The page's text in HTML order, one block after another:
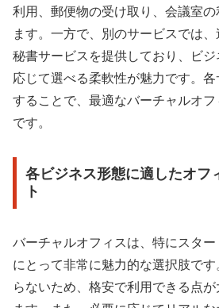
利用、郵便物の受け取り、会議室
ます。一方で、別のサービスでは
秘書サービスを提供しており、ビ
応じて選べる柔軟性が魅力です。
することで、最適なバーチャルオ
です。
各ビジネス形態に適したオフ
ト
バーチャルオフィスは、特にスタ
にとって非常に魅力的な選択肢で
らないため、格安で利用できる点